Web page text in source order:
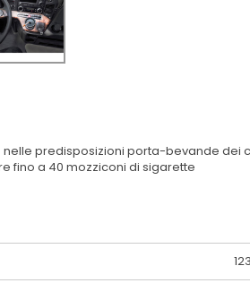
predisposizioni porta-bevande dei
fino a 40 mozziconi di sigarette